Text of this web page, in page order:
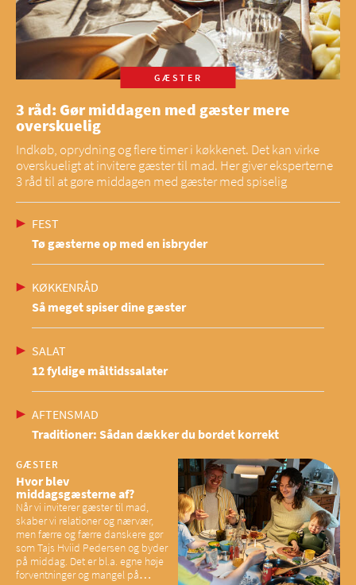
GÆSTER
3 råd: Gør middagen med gæster mere
overskuelig
Indkøb, oprydning og flere timer i køkkenet. Det kan virke
overskueligt at invitere gæster til mad. Her giver eksperterne
3 råd til at gøre middagen med gæster med spiselig
FEST
Tø gæsterne op med en isbryder
KØKKENRÅD
Så meget spiser dine gæster
SALAT
12 fyldige måltidssalater
AFTENSMAD
Traditioner: Sådan dækker du bordet korrekt
GÆSTER
Hvor blev
middagsgæsterne af?
Når vi inviterer gæster til mad,
skaber vi relationer og nærvær,
men færre og færre danskere gør
som Tajs Hviid Pedersen og byder
på middag. Det er bl.a. egne høje
forventninger og mangel på